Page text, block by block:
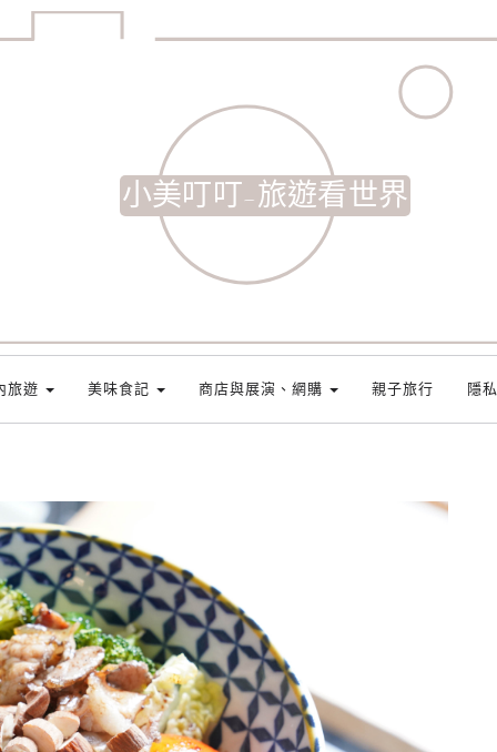
小美叮叮-旅遊看世界
旅遊 美味食記 商店與展演、網購 親子旅行 隱